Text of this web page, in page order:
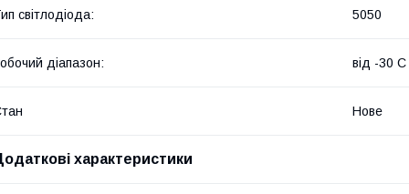
світлодіода: 5050
діапазон: від -30
Нове
характеристики